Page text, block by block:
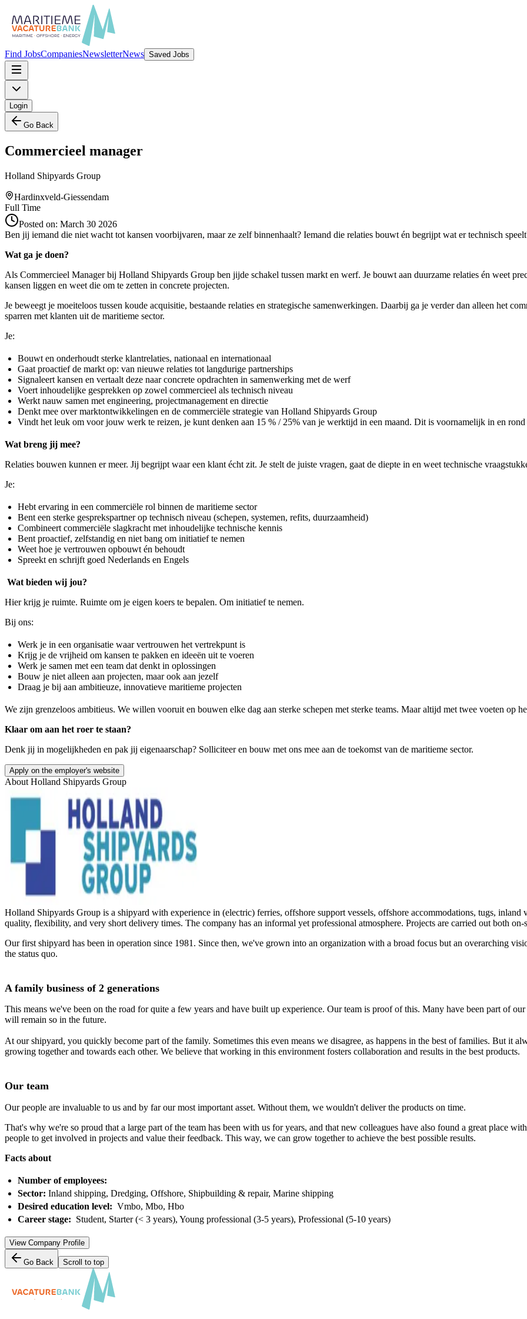
Find JobsCompaniesNewsletterNews Saved Jobs
Login
Go Back
Commercieel manager
Holland Shipyards Group
Hardinxveld-Giessendam
Full Time
Posted on: March 30 2026
Ben jij iemand die niet wacht tot kansen voorbijvaren, maar ze zelf binnenhaalt? Iemand die relaties bouwt én begrijpt wat er technisch
Wat ga je doen?
Als Commercieel Manager bij Holland Shipyards Group ben jijde schakel tussen markt en werf. Je bouwt aan duurzame relaties én weet
kansen liggen en weet die om te zetten in concrete projecten.
Je beweegt je moeiteloos tussen koude acquisitie, bestaande relaties en strategische samenwerkingen. Daarbij ga je verder dan alleen het
sparren met klanten uit de maritieme sector.
Je:
Bouwt en onderhoudt sterke klantrelaties, nationaal en internationaal
Gaat proactief de markt op: van nieuwe relaties tot langdurige partnerships
Signaleert kansen en vertaalt deze naar concrete opdrachten in samenwerking met de werf
Voert inhoudelijke gesprekken op zowel commercieel als technisch niveau
Werkt nauw samen met engineering, projectmanagement en directie
Denkt mee over marktontwikkelingen en de commerciële strategie van Holland Shipyards Group
Vindt het leuk om voor jouw werk te reizen, je kunt denken aan 15 % / 25% van je werktijd in een maand. Dit is voornamelijk in en rond
Wat breng jij mee?
Relaties bouwen kunnen er meer. Jij begrijpt waar een klant écht zit. Je stelt de juiste vragen, gaat de diepte in en weet technische
Je:
Hebt ervaring in een commerciële rol binnen de maritieme sector
Bent een sterke gesprekspartner op technisch niveau (schepen, systemen, refits, duurzaamheid)
Combineert commerciële slagkracht met inhoudelijke technische kennis
Bent proactief, zelfstandig en niet bang om initiatief te nemen
Weet hoe je vertrouwen opbouwt én behoudt
Spreekt en schrijft goed Nederlands en Engels
Wat bieden wij jou?
Hier krijg je ruimte. Ruimte om je eigen koers te bepalen. Om initiatief te nemen.
Bij ons:
Werk je in een organisatie waar vertrouwen het vertrekpunt is
Krijg je de vrijheid om kansen te pakken en ideeën uit te voeren
Werk je samen met een team dat denkt in oplossingen
Bouw je niet alleen aan projecten, maar ook aan jezelf
Draag je bij aan ambitieuze, innovatieve maritieme projecten
We zijn grenzeloos ambitieus. We willen vooruit en bouwen elke dag aan sterke schepen met sterke teams. Maar altijd met twee voeten op
Klaar om aan het roer te staan?
Denk jij in mogelijkheden en pak jij eigenaarschap? Solliciteer en bouw met ons mee aan de toekomst van de maritieme sector.
Apply on the employer's website
About Holland Shipyards Group
Holland Shipyards Group is a shipyard with experience in (electric) ferries, offshore support vessels, offshore accommodations, tugs,
quality, flexibility, and very short delivery times. The company has an informal yet professional atmosphere. Projects are carried out both on-
Our first shipyard has been in operation since 1981. Since then, we've grown into an organization with a broad focus but an overarching
the status quo.
A family business of 2 generations
This means we've been on the road for quite a few years and have built up experience. Our team is proof of this. Many have been part of
will remain so in the future.
At our shipyard, you quickly become part of the family. Sometimes this even means we disagree, as happens in the best of families. But it
growing together and towards each other. We believe that working in this environment fosters collaboration and results in the best products.
Our team
Our people are invaluable to us and by far our most important asset. Without them, we wouldn't deliver the products on time.
That's why we're so proud that a large part of the team has been with us for years, and that new colleagues have also found a great place
people to get involved in projects and value their feedback. This way, we can grow together to achieve the best possible results.
Facts about
Number of employees:
Sector: Inland shipping, Dredging, Offshore, Shipbuilding & repair, Marine shipping
Desired education level: Vmbo, Mbo, Hbo
Career stage: Student, Starter (< 3 years), Young professional (3-5 years), Professional (5-10 years)
View Company Profile
Go Back Scroll to top